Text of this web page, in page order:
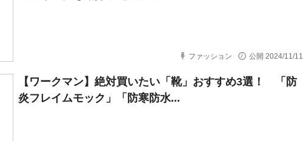
ファッション 公開 2024/11/11
【ワークマン】絶対買いたい「靴」おすすめ3選！ 「防
炎フレイムモック」「防寒防水...